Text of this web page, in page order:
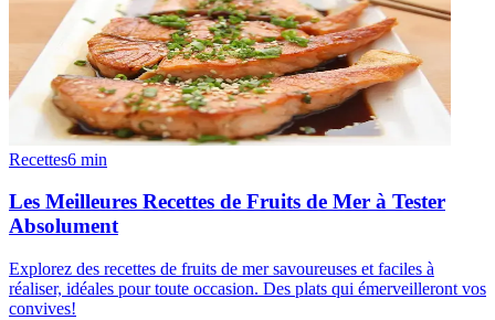
Recettes6 min
Les Meilleures Recettes de Fruits de Mer à Tester
Absolument
Explorez des recettes de fruits de mer savoureuses et faciles à
réaliser, idéales pour toute occasion. Des plats qui émerveilleront vos
convives!